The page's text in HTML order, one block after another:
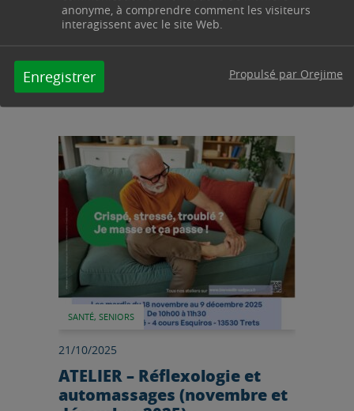
anonyme, à comprendre comment les visiteurs
interagissent avec le site Web.
Enregistrer Propulsé par Orejime
La Maison Ellaé vous invite à l’inauguration
le premier tiers-lieu...
SANTÉ, SENIORS
21/10/2025
ATELIER – Réflexologie et
automassages (novembre et
Lire l'article